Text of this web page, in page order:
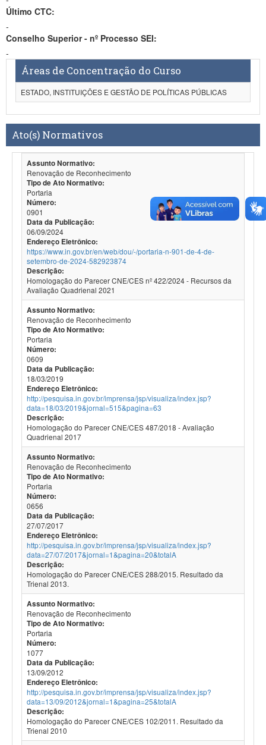
Último CTC:
-
Conselho Superior - nº Processo SEI:
-
Áreas de Concentração do Curso
ESTADO, INSTITUIÇÕES E GESTÃO DE POLÍTICAS PÚBLICAS
Ato(s) Normativos
Assunto Normativo:
Renovação de Reconhecimento
Tipo de Ato Normativo:
Portaria
Número:
0901
Data da Publicação:
06/09/2024
Endereço Eletrônico:
https://www.in.gov.br/en/web/dou/-/portaria-n-901-de-4-de-
setembro-de-2024-582923874
Descrição:
Homologação do Parecer CNE/CES nº 422/2024 - Recursos da
Avaliação Quadrienal 2021
Assunto Normativo:
Renovação de Reconhecimento
Tipo de Ato Normativo:
Portaria
Número:
0609
Data da Publicação:
18/03/2019
Endereço Eletrônico:
http://pesquisa.in.gov.br/imprensa/jsp/visualiza/index.jsp?
data=18/03/2019&jornal=515&pagina=63
Descrição:
Homologação do Parecer CNE/CES 487/2018 - Avaliação
Quadrienal 2017
Assunto Normativo:
Renovação de Reconhecimento
Tipo de Ato Normativo:
Portaria
Número:
0656
Data da Publicação:
27/07/2017
Endereço Eletrônico:
http://pesquisa.in.gov.br/imprensa/jsp/visualiza/index.jsp?
data=27/07/2017&jornal=1&pagina=20&totalA
Descrição:
Homologação do Parecer CNE/CES 288/2015. Resultado da
Trienal 2013.
Assunto Normativo:
Renovação de Reconhecimento
Tipo de Ato Normativo:
Portaria
Número:
1077
Data da Publicação:
13/09/2012
Endereço Eletrônico:
http://pesquisa.in.gov.br/imprensa/jsp/visualiza/index.jsp?
data=13/09/2012&jornal=1&pagina=25&totalA
Descrição:
Homologação do Parecer CNE/CES 102/2011. Resultado da
Trienal 2010